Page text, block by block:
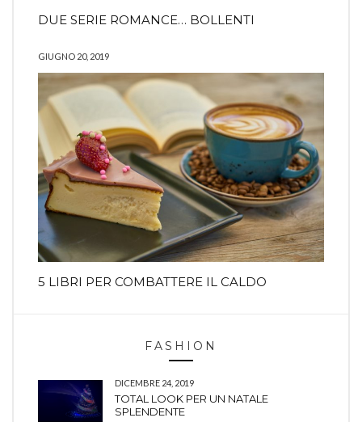
DUE SERIE ROMANCE… BOLLENTI
GIUGNO 20, 2019
5 LIBRI PER COMBATTERE IL CALDO
FASHION
DICEMBRE 24, 2019
TOTAL LOOK PER UN NATALE
SPLENDENTE